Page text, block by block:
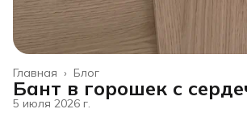
Блог
Главная ›
Бант в горошек с
5 июля 2026 г.